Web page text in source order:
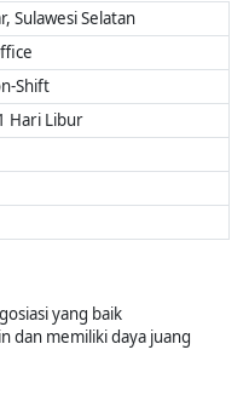
Sulawesi Selatan
Shift
Hari Libur
yang baik
dan memiliki daya juang